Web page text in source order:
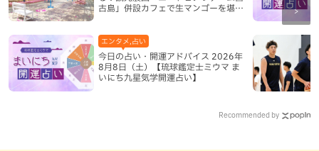
古島」併設カフェで生マンゴーを堪能
今日の占い・開運アドバイス 2026年
8月8日（土）【琉球鑑定士ミウマ ま
いにち九星気学開運占い】
エンタメ,占い
Recommended by